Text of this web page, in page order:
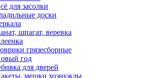
для засолки
доски
шпагат, веревка
грязесборные
год
для дверей
мешки хознужды